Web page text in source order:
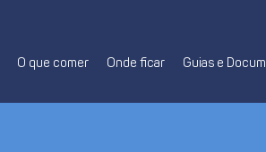
O que comer Onde ficar Guias e